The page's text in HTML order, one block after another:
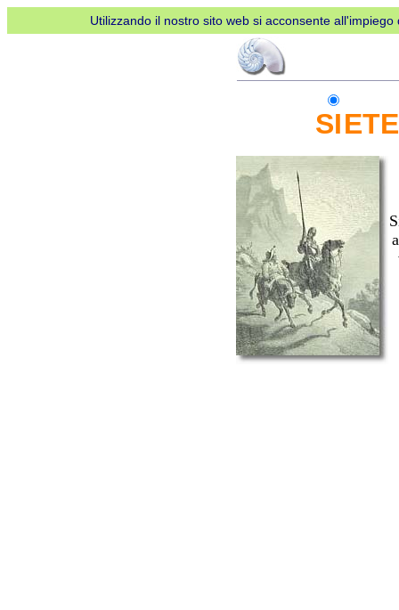
Utilizzando il nostro sito web si acconsente
SIETE